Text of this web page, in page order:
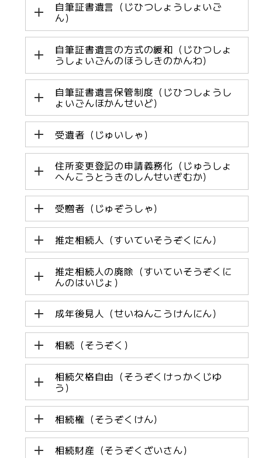
自筆証書遺言（じひつしょうしょいご
ん）
自筆証書遺言の方式の緩和（じひつしょ
うしょいごんのほうしきのかんわ）
自筆証書遺言保管制度（じひつしょうし
ょいごんほかんせいど）
受遺者（じゅいしゃ）
住所変更登記の申請義務化（じゅうしょ
へんこうとうきのしんせいぎむか）
受贈者（じゅぞうしゃ）
推定相続人（すいていそうぞくにん）
推定相続人の廃除（すいていそうぞくに
んのはいじょ）
成年後見人（せいねんこうけんにん）
相続（そうぞく）
相続欠格自由（そうぞくけっかくじゆ
う）
相続権（そうぞくけん）
相続財産（そうぞくざいさん）